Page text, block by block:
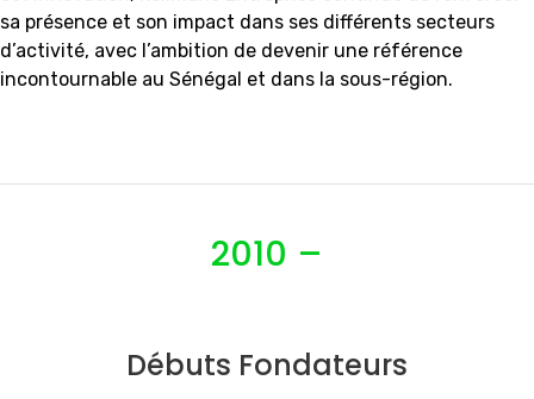
sa présence et son impact dans ses différents secteurs
d’activité, avec l’ambition de devenir une référence
incontournable au Sénégal et dans la sous-région.
2010 –
Débuts Fondateurs